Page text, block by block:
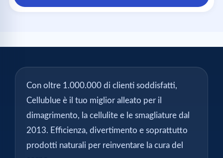
Con oltre 1.000.000 di clienti soddisfatti,
Cellublue è il tuo miglior alleato per il
dimagrimento, la cellulite e le smagliature dal
2013. Efficienza, divertimento e soprattutto
prodotti naturali per reinventare la cura del